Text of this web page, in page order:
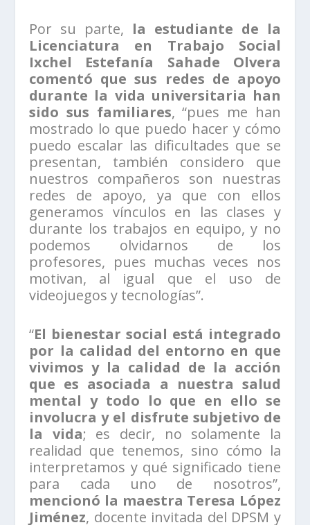
Por su parte, la estudiante de la
Licenciatura en Trabajo Social
Ixchel Estefanía Sahade Olvera
comentó que sus redes de apoyo
durante la vida universitaria han
sido sus familiares, “pues me han
mostrado lo que puedo hacer y cómo
puedo escalar las dificultades que se
presentan, también considero que
nuestros compañeros son nuestras
redes de apoyo, ya que con ellos
generamos vínculos en las clases y
durante los trabajos en equipo, y no
podemos olvidarnos de los
profesores, pues muchas veces nos
motivan, al igual que el uso de
videojuegos y tecnologías”.
“El bienestar social está integrado
por la calidad del entorno en que
vivimos y la calidad de la acción
que es asociada a nuestra salud
mental y todo lo que en ello se
involucra y el disfrute subjetivo de
la vida; es decir, no solamente la
realidad que tenemos, sino cómo la
interpretamos y qué significado tiene
para cada uno de nosotros”,
mencionó la maestra Teresa López
Jiménez, docente invitada del DPSM y